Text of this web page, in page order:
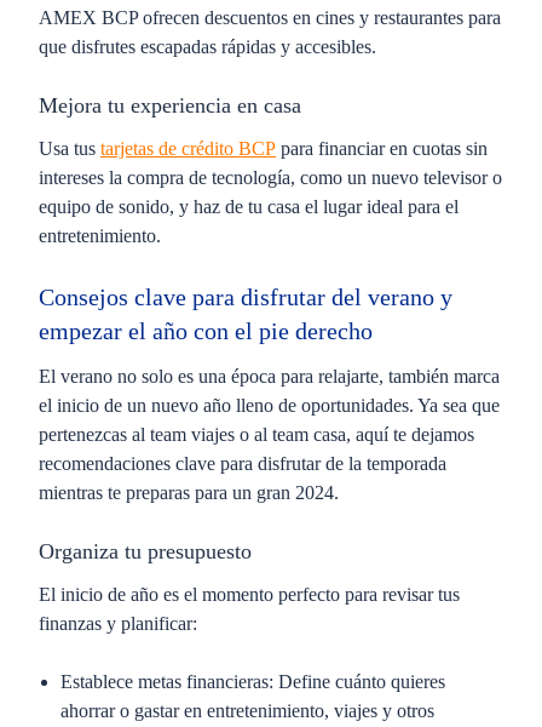
AMEX BCP ofrecen descuentos en cines y restaurantes para
que disfrutes escapadas rápidas y accesibles.
Mejora tu experiencia en casa
Usa tus tarjetas de crédito BCP para financiar en cuotas sin
intereses la compra de tecnología, como un nuevo televisor o
equipo de sonido, y haz de tu casa el lugar ideal para el
entretenimiento.
Consejos clave para disfrutar del verano y
empezar el año con el pie derecho
El verano no solo es una época para relajarte, también marca
el inicio de un nuevo año lleno de oportunidades. Ya sea que
pertenezcas al team viajes o al team casa, aquí te dejamos
recomendaciones clave para disfrutar de la temporada
mientras te preparas para un gran 2024.
Organiza tu presupuesto
El inicio de año es el momento perfecto para revisar tus
finanzas y planificar:
Establece metas financieras: Define cuánto quieres
ahorrar o gastar en entretenimiento, viajes y otros